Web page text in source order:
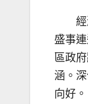
盛事
區政
涵。
向好。